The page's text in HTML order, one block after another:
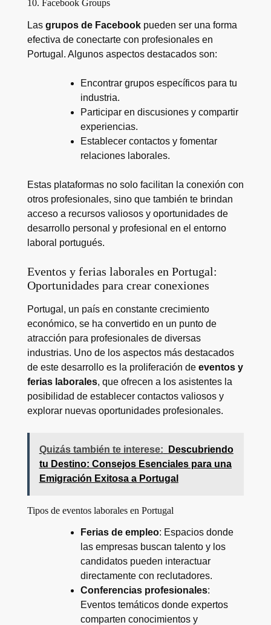
10. Facebook Groups
Las grupos de Facebookpueden ser una forma
efectiva de conectarte con profesionales en
Portugal. Algunos aspectos destacados son:
Encontrar grupos específicos para tu
industria.
Participar en discusiones y compartir
experiencias.
Establecer contactos y fomentar
relaciones laborales.
Estas plataformas no solo facilitan la conexión con
otros profesionales, sino que también te brindan
acceso a recursos valiosos y oportunidades de
desarrollo personal y profesional en el entorno
laboral portugués.
Eventos y ferias laborales en Portugal:
Oportunidades para crear conexiones
Portugal, un país en constante crecimiento
económico, se ha convertido en un punto de
atracción para profesionales de diversas
industrias. Uno de los aspectos más destacados
de este desarrollo es la proliferación de eventos y
ferias laborales, que ofrecen a los asistentes la
posibilidad de establecer contactos valiosos y
explorar nuevas oportunidades profesionales.
Quizás también te interese:
Descubriendo
tu Destino: Consejos Esenciales para una
Emigración Exitosa a Portugal
Tipos de eventos laborales en Portugal
Ferias de empleo: Espacios donde
las empresas buscan talento y los
candidatos pueden interactuar
directamente con reclutadores.
Conferencias profesionales:
Eventos temáticos donde expertos
comparten conocimientos y